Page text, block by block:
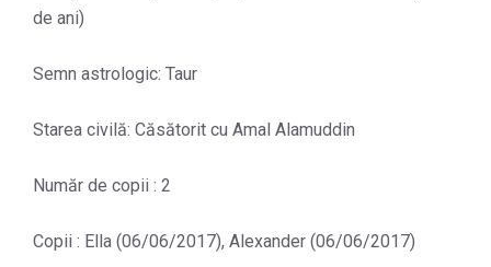
de ani)
Semn astrologic: Taur
Starea civilă: Căsătorit cu Amal Alamuddin
Număr de copii : 2
Copii : Ella (06/06/2017), Alexander (06/06/2017)